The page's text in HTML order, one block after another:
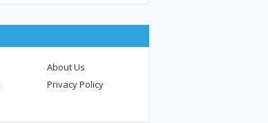
About Us
Privacy Policy